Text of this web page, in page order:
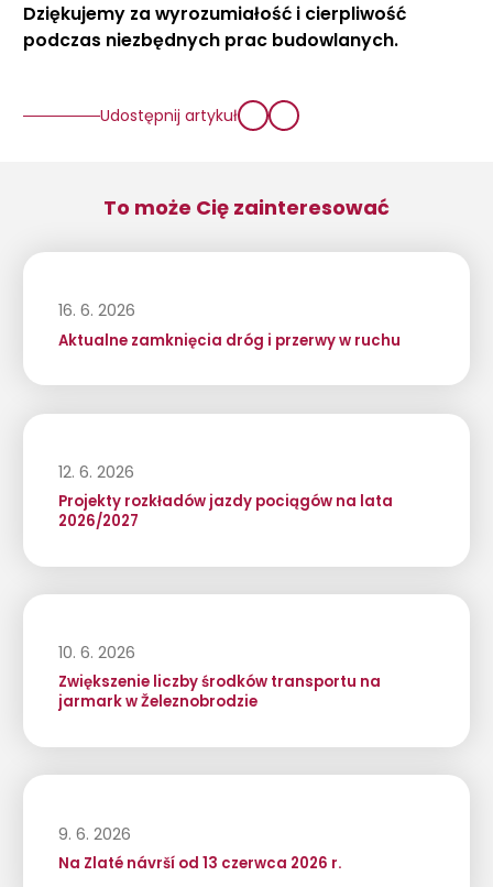
Dziękujemy za wyrozumiałość i cierpliwość
podczas niezbędnych prac budowlanych.
Udostępnij artykuł
To może Cię zainteresować
16. 6. 2026
Aktualne zamknięcia dróg i przerwy w ruchu
12. 6. 2026
Projekty rozkładów jazdy pociągów na lata
2026/2027
10. 6. 2026
Zwiększenie liczby środków transportu na
jarmark w Železnobrodzie
9. 6. 2026
Na Zlaté návrší od 13 czerwca 2026 r.